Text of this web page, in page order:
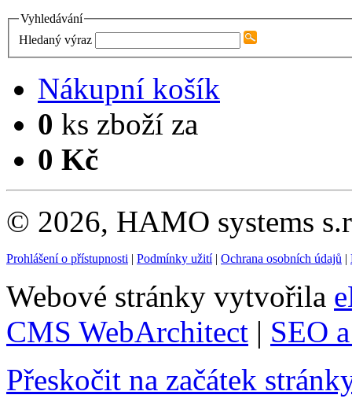
Vyhledávání
Hledaný výraz
Nákupní košík
0 ks zboží za
0 Kč
© 2026, HAMO systems
Prohlášení o přístupnosti | Podmínky užití| Ochrana osobních údajů |
Webové stránky vytvořila
CMS WebArchitect | SEO
Přeskočit na začátek